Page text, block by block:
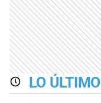
LO ÚLTIMO